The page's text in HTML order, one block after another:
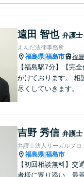
遠田 智也 弁護士
えんだ法律事務所
福島県|福島市 福
【福島駅7分】【完
がけております。 相
尽くしていきます。
吉野 秀信 弁護士
弁護士法人リーガルプロ
福島県|福島市
【初回相談無料】
者様に寄り添い、最